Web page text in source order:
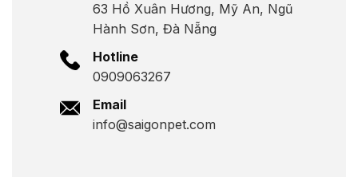
63 Hồ Xuân Hương, Mỹ An, Ngũ
Hành Sơn, Đà Nẵng
Hotline
0909063267
Email
info@saigonpet.com